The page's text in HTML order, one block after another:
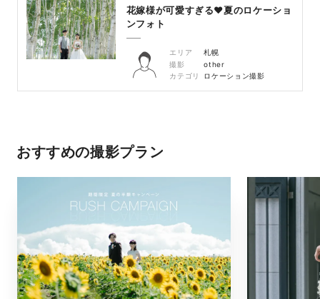
花嫁様が可愛すぎる♥夏のロケーショ
ンフォト
エリア
札幌
撮影
other
カテゴリ
ロケーション撮影
おすすめの撮影プラン